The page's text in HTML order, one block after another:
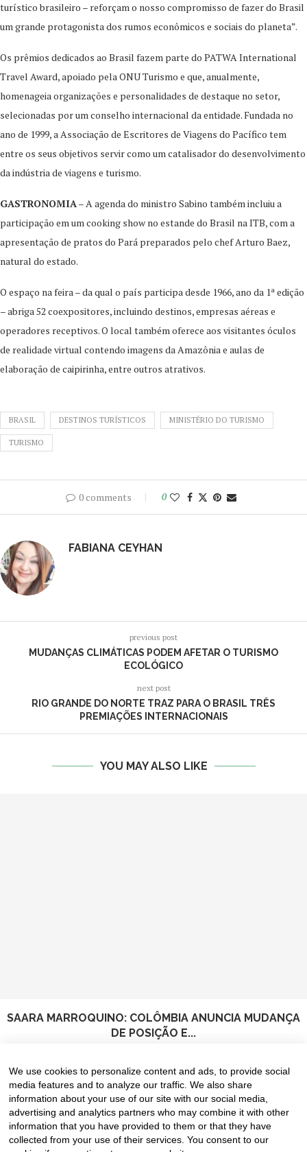
turístico brasileiro – reforçam o nosso compromisso de fazer do Brasil
um grande protagonista dos rumos econômicos e sociais do planeta”.
Os prêmios dedicados ao Brasil fazem parte do PATWA International
Travel Award, apoiado pela ONU Turismo e que, anualmente,
homenageia organizações e personalidades de destaque no setor,
selecionadas por um conselho internacional da entidade. Fundada no
ano de 1999, a Associação de Escritores de Viagens do Pacífico tem
entre os seus objetivos servir como um catalisador do desenvolvimento
da indústria de viagens e turismo.
GASTRONOMIA– A agenda do ministro Sabino também incluiu a
participação em um cooking show no estande do Brasil na ITB, com a
apresentação de pratos do Pará preparados pelo chef Arturo Baez,
natural do estado.
O espaço na feira – da qual o país participa desde 1966, ano da 1ª edição
– abriga 52 coexpositores, incluindo destinos, empresas aéreas e
operadores receptivos. O local também oferece aos visitantes óculos
de realidade virtual contendo imagens da Amazônia e aulas de
elaboração de caipirinha, entre outros atrativos.
BRASIL DESTINOS TURÍSTICOS MINISTÉRIO DO TURISMO
TURISMO
0 comments 0
FABIANA CEYHAN
previous post
MUDANÇAS CLIMÁTICAS PODEM AFETAR O TURISMO
ECOLÓGICO
next post
RIO GRANDE DO NORTE TRAZ PARA O BRASIL TRÊS
PREMIAÇÕES INTERNACIONAIS
YOU MAY ALSO LIKE
SAARA MARROQUINO: COLÔMBIA ANUNCIA MUDANÇA
DE POSIÇÃO E...
We use cookies to personalize content and ads, to provide social
media features and to analyze our traffic. We also share
information about your use of our site with our social media,
advertising and analytics partners who may combine it with other
information that you have provided to them or that they have
collected from your use of their services. You consent to our